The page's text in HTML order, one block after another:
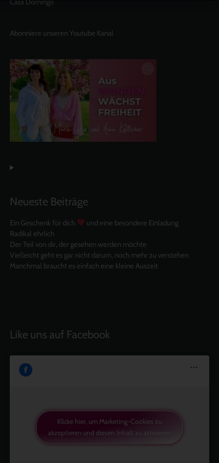
Casa Domingo
Abonniere unseren Youtube Kanal
Neueste Beiträge
Ein Geschenk für dich
und eine besondere Einladung
Radikal ehrlich
Der Teil von dir, der gesehen werden möchte
Vielleicht geht es gar nicht darum, noch mehr zu verstehen
Manchmal braucht es einfach eine kleine Auszeit
Like uns auf Facebook
Klicke hier, um Marketing-Cookies zu
akzeptieren und diesen Inhalt zu aktivieren